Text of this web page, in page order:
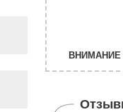
ВНИМАНИЕ